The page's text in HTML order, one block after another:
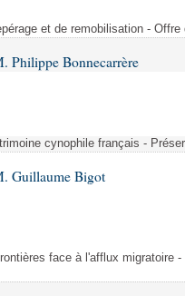
et de remobilisation -
Philippe Bonnecarrère
cynophile français -
Guillaume Bigot
face à l'afflux migratoire